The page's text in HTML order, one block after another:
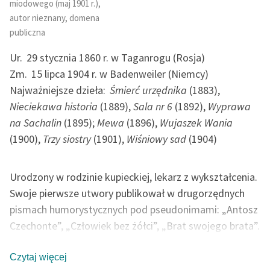
Zasady wykorzystania
Wolnych Lektur
Logotypy
Materiały promocyjne
Polityka prywatności
Regulamin biblioteki
sprawozdania finansowe
Regulamin darowizn
Informacja o treściach
Deklaracja dostępności
miodowego (maj 1901 r.),
autor nieznany, domena
publiczna
Ur. 29 stycznia 1860 r. w Taganrogu (Rosja)
Zm. 15 lipca 1904 r. w Badenweiler (Niemcy)
Najważniejsze dzieła: Śmierć urzędnika (1883),
Nieciekawa historia (1889),Sala nr 6 (1892), Wyprawa
na Sachalin (1895);Mewa (1896), Wujaszek Wania
(1900), Trzy siostry(1901), Wiśniowy sad (1904)
Urodzony w rodzinie kupieckiej, lekarz z wykształcenia.
Swoje pierwsze utwory publikował w drugorzędnych
pismach humorystycznych pod pseudonimami: „Antosz
Czechonte”, „Człowiek bez żółci”, „Brat swojego brata”.
utworów, felietonów, humoresek, anegdot. Krytykował
Czytaj więcej